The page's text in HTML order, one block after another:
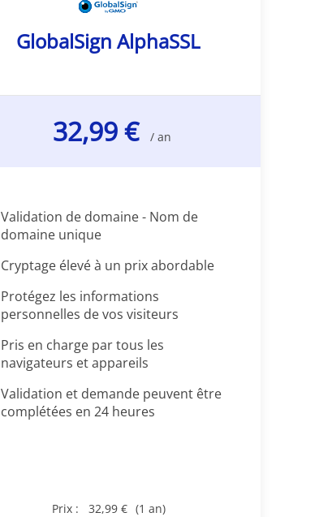
GlobalSign AlphaSSL
32,99 € / an
Validation de domaine - Nom de
domaine unique
Cryptage élevé à un prix abordable
Protégez les informations
personnelles de vos visiteurs
Pris en charge par tous les
navigateurs et appareils
Validation et demande peuvent être
complétées en 24 heures
Prix : 32,99 € (1 an)